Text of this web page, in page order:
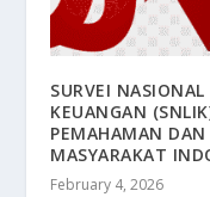
SURVEI
KEUANGAN
PEMAHAMAN DAN
MASYARAKAT
February 4, 2026